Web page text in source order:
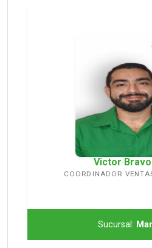
Victor
COORDINADOR
Sucursal: